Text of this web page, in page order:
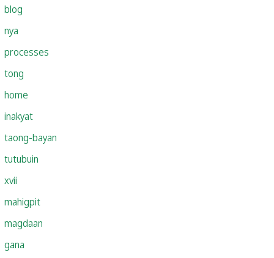
blog
nya
processes
tong
home
inakyat
taong-bayan
tutubuin
xvii
mahigpit
magdaan
gana